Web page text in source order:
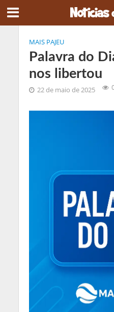
MAIS PAJEU
Palavra do
nos libertou
22 de maio de 2025